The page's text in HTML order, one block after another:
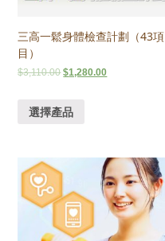
三高一鬆身體檢查計劃（43項
目）
$3,110.00 $1,280.00
選擇產品